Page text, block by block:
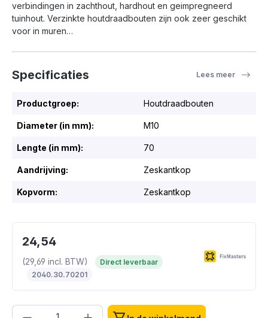
verbindingen in zachthout, hardhout en geimpregneerd
tuinhout. Verzinkte houtdraadbouten zijn ook zeer geschikt
voor in muren…
Specificaties Lees meer
Productgroep: Houtdraadbouten
Diameter (in mm): M10
Lengte (in mm): 70
Aandrijving: Zeskantkop
Kopvorm: Zeskantkop
24,54
(29,69 incl. BTW)
Direct leverbaar
2040.30.70201
Producthoeveelheid: Voer de